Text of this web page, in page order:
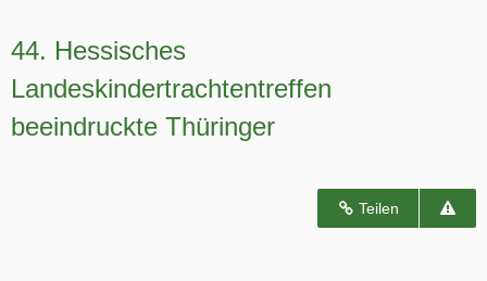
44. Hessisches
Landeskindertrachtentreffen
beeindruckte Thüringer
Teilen